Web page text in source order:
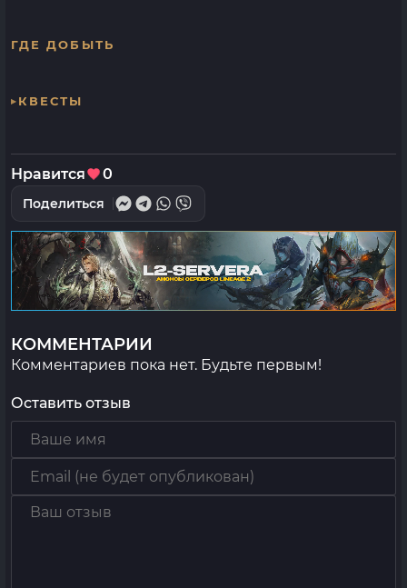
ГДЕ ДОБЫТЬ
КВЕСТЫ
Нравится 0
Поделиться
КОММЕНТАРИИ
Комментариев пока нет. Будьте первым!
Оставить отзыв